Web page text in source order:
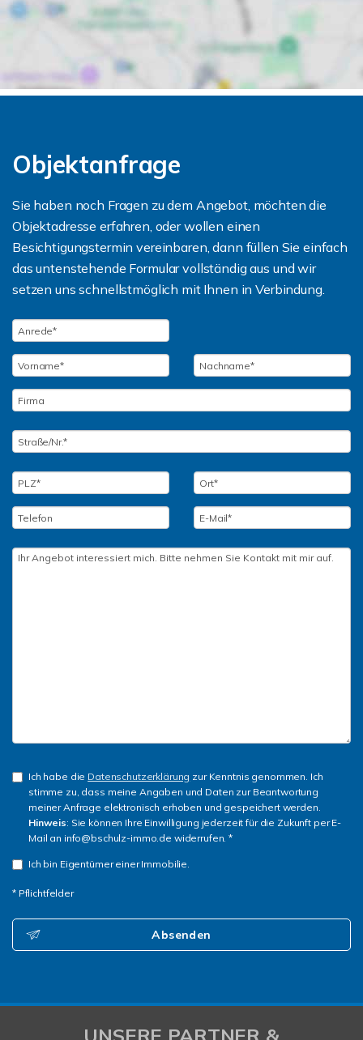
Objektanfrage
Sie haben noch Fragen zu dem Angebot, möchten die
Objektadresse erfahren, oder wollen einen
Besichtigungstermin vereinbaren, dann füllen Sie einfach
das untenstehende Formular vollständig aus und wir
setzen uns schnellstmöglich mit Ihnen in Verbindung.
Ich habe die Datenschutzerklärung zur Kenntnis genommen. Ich
stimme zu, dass meine Angaben und Daten zur Beantwortung
meiner Anfrage elektronisch erhoben und gespeichert werden.
Hinweis: Sie können Ihre Einwilligung jederzeit für die Zukunft per E-
Mail an info@bschulz-immo.de widerrufen. *
Ich bin Eigentümer einer Immobilie.
* Pflichtfelder
Absenden
UNSERE PARTNER &